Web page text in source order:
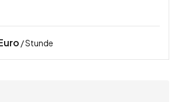
/ Stunde